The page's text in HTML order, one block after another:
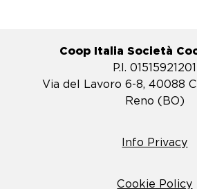
Coop Italia Società
P.I. 01515921201
Via del Lavoro 6-8, 40088
Reno (BO)
Info Privacy
Cookie Policy